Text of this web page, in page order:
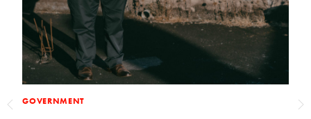
GOVERNMENT